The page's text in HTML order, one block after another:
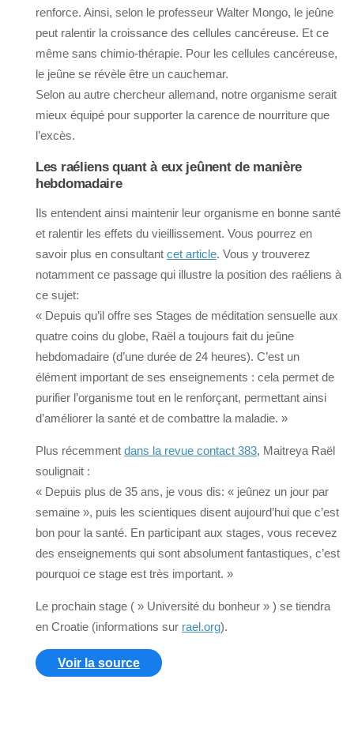
renforce. Ainsi, selon le professeur Walter Mongo, le jeûne
peut ralentir la croissance des cellules cancéreuse. Et ce
même sans chimio-thérapie. Pour les cellules cancéreuse,
le jeûne se révèle être un cauchemar.
Selon au autre chercheur allemand, notre organisme serait
mieux équipé pour supporter la carence de nourriture que
l’excès.
Les raéliens quant à eux jeûnent de manière
hebdomadaire
Ils entendent ainsi maintenir leur organisme en bonne santé
et ralentir les effets du vieillissement. Vous pourrez en
savoir plus en consultant cet article. Vous y trouverez
notamment ce passage qui illustre la position des raéliens à
ce sujet:
« Depuis qu’il offre ses Stages de méditation sensuelle aux
quatre coins du globe, Raël a toujours fait du jeûne
hebdomadaire (d’une durée de 24 heures). C’est un
élément important de ses enseignements : cela permet de
purifier l’organisme tout en le renforçant, permettant ainsi
d’améliorer la santé et de combattre la maladie. »
Plus récemment dans la revue contact 383, Maitreya Raël
soulignait :
« Depuis plus de 35 ans, je vous dis: « jeûnez un jour par
semaine », puis les scientiques disent aujourd’hui que c’est
bon pour la santé. En participant aux stages, vous recevez
des enseignements qui sont absolument fantastiques, c’est
pourquoi ce stage est très important. »
Le prochain stage ( » Université du bonheur » ) se tiendra
en Croatie (informations sur rael.org).
Voir la source